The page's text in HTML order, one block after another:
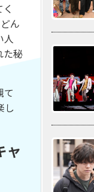
ん
人
た秘
て
し
ャ